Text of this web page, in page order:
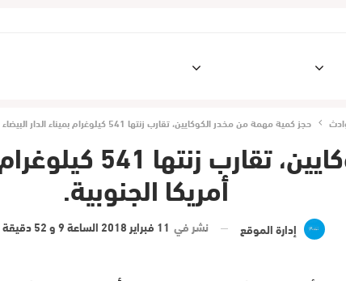
حجز كمية مهمة من مخدر الكوكايين، تقارب زنتها 541 كيلوغرام بميناء الدار البيضاء كانت قادمة من أمريكا الجنوبية.
حجز كمية مهمة من
أمريكا الجنوبية.
إدارة الموقع نشر في 11 فبراير 2018 الساعة 9 و 52 دقيقة